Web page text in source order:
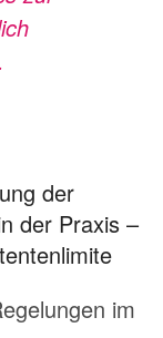
der
der Praxis –
im